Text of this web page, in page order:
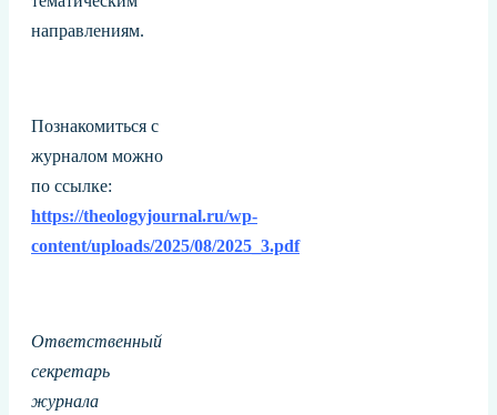
направлениям.
Познакомиться с
журналом можно
по ссылке:
https://theologyjournal.ru/wp-
content/uploads/2025/08/2025_3.pdf
Ответственный
секретарь
журнала